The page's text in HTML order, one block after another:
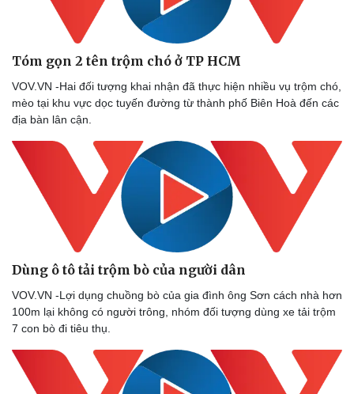
Dinh dưỡng - món ngon
Cây thuốc
Sản phụ khoa
Nhi khoa
Nam khoa
Làm đẹp - giảm cân
Phòng mạch online
Ăn sạch sống khỏe
Nhà đẹp
Blog
Tình yêu - Gia đình
Tóm gọn 2 tên trộm chó ở TP HCM
VOV.VN -Hai đối tượng khai nhận đã thực hiện nhiều vụ trộm chó,
mèo tại khu vực dọc tuyến đường từ thành phố Biên Hoà đến các
địa bàn lân cận.
Dùng ô tô tải trộm bò của người dân
VOV.VN -Lợi dụng chuồng bò của gia đình ông Sơn cách nhà hơn
100m lại không có người trông, nhóm đối tượng dùng xe tải trộm
7 con bò đi tiêu thụ.